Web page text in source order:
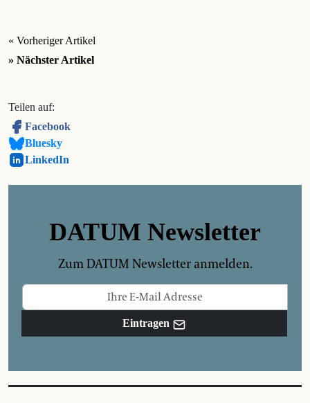
« Vorheriger Artikel
» Nächster Artikel
Teilen auf:
Facebook
Bluesky
LinkedIn
DATUM Newsletter
Zum DATUM Newsletter anmelden.
Eintragen